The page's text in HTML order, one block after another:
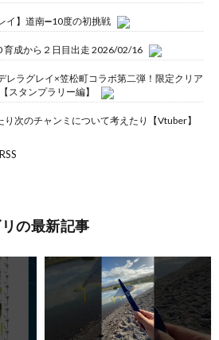
イ】道南➖10度の初挑戦
育成から２日目出走 2026/02/16
レラグレイ×笠松町コラボ第二弾！限定クリア
スタンプラリー編】
り次のチャンミについて考えたり【Vtuber】
の最新記事